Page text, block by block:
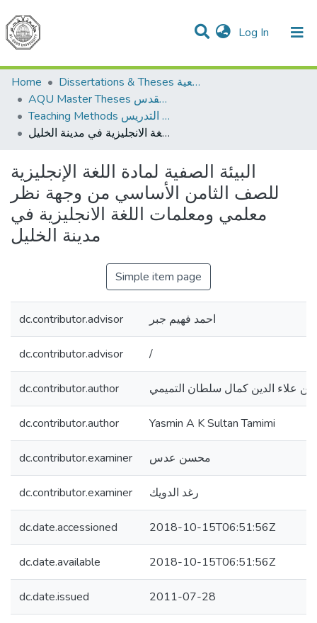
Log In (current)
Communities & Collections
All of DSpace
Home
Dissertations & Theses الرسائل الجامعية
AQU Master Theses الرسائل الجامعية الخاصة بجامعة القدس
Teaching Methods أساليب التدريس
البيئة الصفية لمادة اللغة الإنجليزية للصف الثامن الأساسي من وجهة نظر معلمي ومعلمات اللغة الانجليزية في مدينة الخليل
البيئة الصفية لمادة اللغة الإنجليزية
للصف الثامن الأساسي من وجهة نظر
معلمي ومعلمات اللغة الانجليزية في
مدينة الخليل
Simple item page
dc.contributor.advisor احمد فهيم جبر
dc.contributor.advisor /
dc.contributor.author علاء الدين كمال سلطان التميمي
dc.contributor.author Yasmin A K Sultan Tamimi
dc.contributor.examiner محسن عدس
dc.contributor.examiner رغد الدويك
dc.date.accessioned 2018-10-15T06:51:56Z
dc.date.available 2018-10-15T06:51:56Z
dc.date.issued 2011-07-28